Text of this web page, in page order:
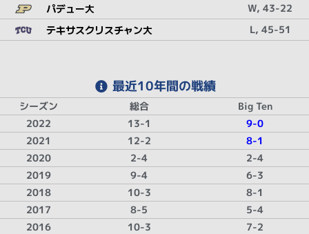
パデュー大 W, 43-22
テキサスクリスチャン大 L, 45-51
最近10年間の戦績
シーズン 総合
Big Ten
2022
13-1
9-0
2021
12-2
8-1
2020
2-4
2-4
2019
9-4
6-3
2018
10-3
8-1
2017
8-5
5-4
2016
10-3
7-2